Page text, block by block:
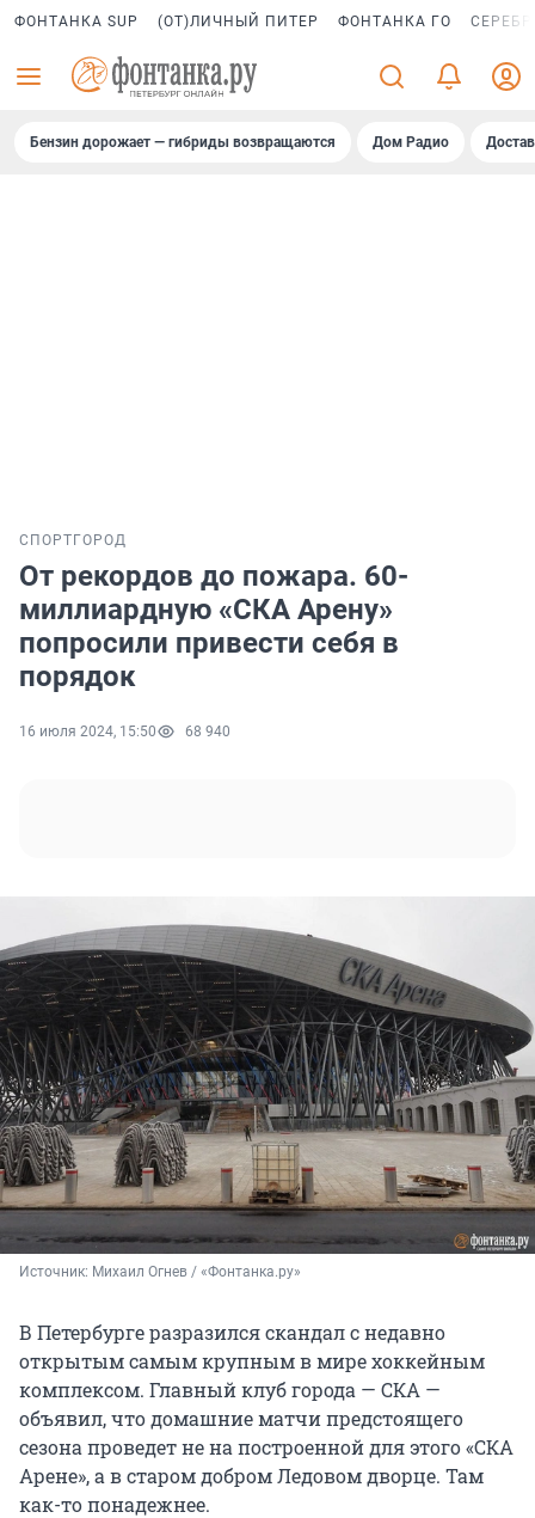
ФОНТАНКА SUP (ОТ)ЛИЧНЫЙ ПИТЕР ФОНТАНКА ГО
Бензин дорожает — гибриды возвращаются Дом Радио
СПОРТ ГОРОД
От рекордов до пожара. 60-
миллиардную «СКА Арену»
попросили привести себя в
порядок
16 июля 2024, 15:50 68 940
Источник: Михаил Огнев / «Фонтанка.ру»
В Петербурге разразился скандал с недавно
открытым самым крупным в мире хоккейным
комплексом. Главный клуб города — СКА —
объявил, что домашние матчи предстоящего
сезона проведет не на построенной для этого «СКА
Арене», а в старом добром Ледовом дворце. Там
как-то понадежнее.